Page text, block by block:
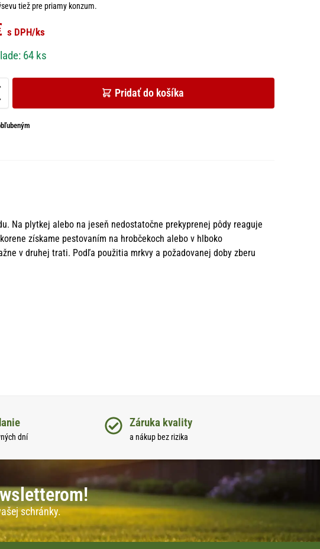
tiež pre priamy konzum.
s DPH/ks
64 ks
Pridať do košíka
Na plytkej alebo na jeseň nedostatočne prekyprenej pôdy reaguje
získame pestovaním na hrobčekoch alebo v hlboko
v druhej trati. Podľa použitia mrkvy a požadovanej doby zberu
dní
Záruka kvality
a nákup bez rizika
schránky.